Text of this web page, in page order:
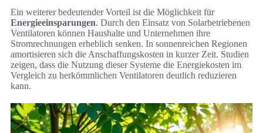
Ein weiterer bedeutender Vorteil ist die Möglichkeit für
Energieeinsparungen. Durch den Einsatz von Solarbetriebenen
Ventilatoren können Haushalte und Unternehmen ihre
Stromrechnungen erheblich senken. In sonnenreichen Regionen
amortisieren sich die Anschaffungskosten in kurzer Zeit. Studien
zeigen, dass die Nutzung dieser Systeme die Energiekosten im
Vergleich zu herkömmlichen Ventilatoren deutlich reduzieren
kann.